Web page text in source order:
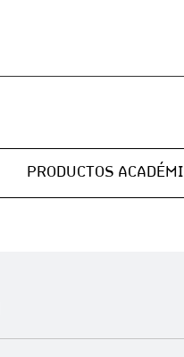
PRODUCTOS